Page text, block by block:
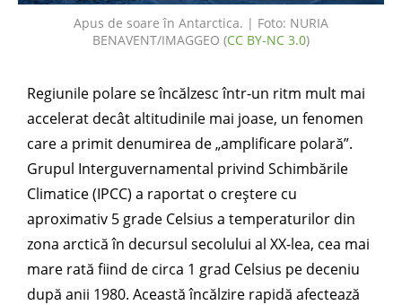
Apus de soare în Antarctica. | Foto: NURIA
BENAVENT/IMAGGEO (CC BY-NC 3.0)
Regiunile polare se încălzesc într-un ritm mult mai
accelerat decât altitudinile mai joase, un fenomen
care a primit denumirea de „amplificare polară”.
Grupul Interguvernamental privind Schimbările
Climatice (IPCC) a raportat o creștere cu
aproximativ 5 grade Celsius a temperaturilor din
zona arctică în decursul secolului al XX-lea, cea mai
mare rată fiind de circa 1 grad Celsius pe deceniu
după anii 1980. Această încălzire rapidă afectează